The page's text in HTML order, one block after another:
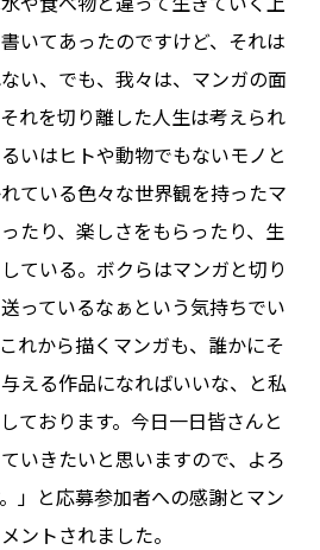
いてあったのですけど、それは
い、でも、我々は、マンガの面
れを切り離した人生は考えられ
いはヒトや動物でもないモノと
ている色々な世界観を持ったマ
たり、楽しさをもらったり、生
ている。ボクらはマンガと切り
っているなぁという気持ちでい
れから描くマンガも、誰かにそ
える作品になればいいな、と私
ております。今日一日皆さんと
いきたいと思いますので、よろ
」と応募参加者への感謝とマン
ントされました。